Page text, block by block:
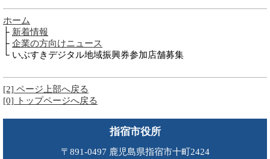
ホーム
├ 新着情報
├ 企業の方向けニュース
└ いぶすきデジタル地域振興券参加店舗募集
[2] ページ上部へ戻る
[0] トップページへ戻る
指宿市役所
〒891-0497 鹿児島県指宿市十町2424